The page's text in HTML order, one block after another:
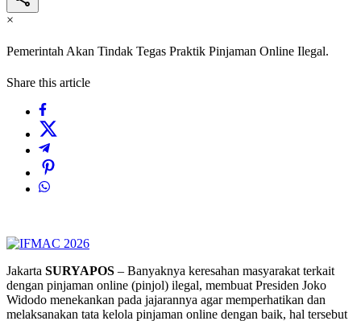
×
Pemerintah Akan Tindak Tegas Praktik Pinjaman Online Ilegal.
Share this article
Jakarta SURYAPOS – Banyaknya keresahan masyarakat terkait
dengan pinjaman online (pinjol) ilegal, membuat Presiden Joko
Widodo menekankan pada jajarannya agar memperhatikan dan
melaksanakan tata kelola pinjaman online dengan baik, hal tersebut